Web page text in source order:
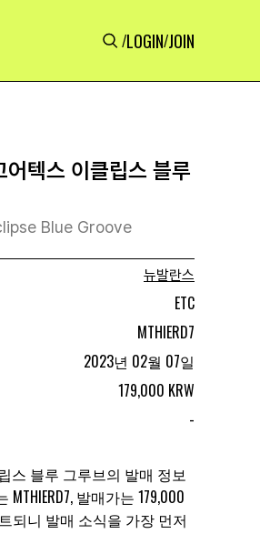
/LOGIN/JOIN
텍스 이클립스 블루
Blue Groove
뉴발란스
ETC
MTHIERD7
2023년 02월 07일
179,000 KRW
-
스 블루 그루브의 발매 정보
발매가는 179,000
되니 발매 소식을 가장 먼저